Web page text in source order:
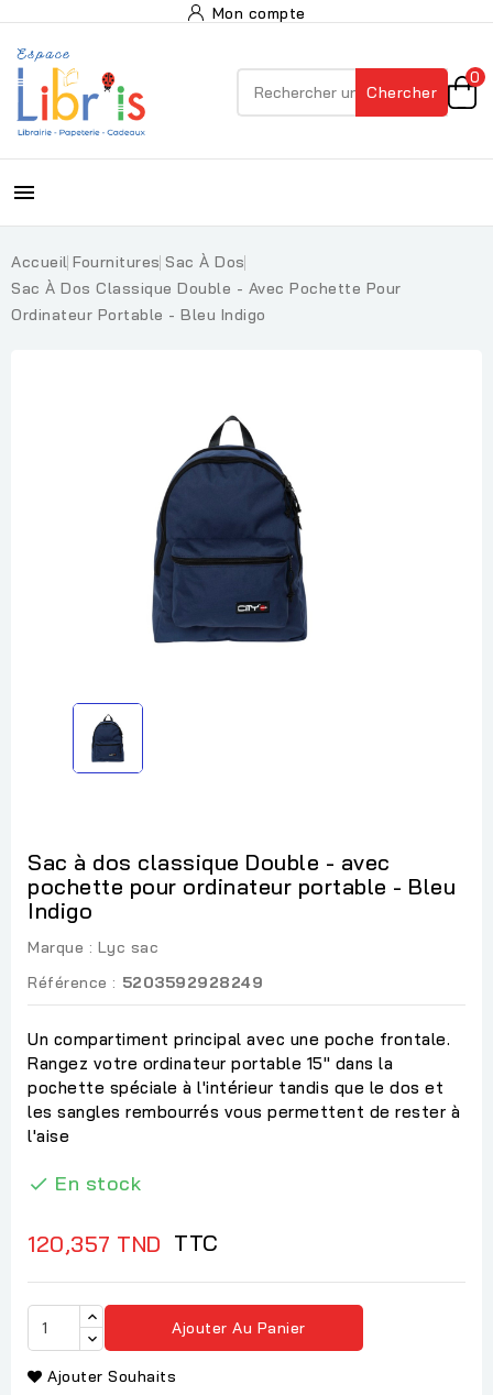
Mon compte
Chercher
0

Accueil Fournitures Sac À Dos
Sac À Dos Classique Double - Avec Pochette Pour
Ordinateur Portable - Bleu Indigo
Sac à dos classique Double - avec
pochette pour ordinateur portable - Bleu
Indigo
Marque : Lyc sac
Référence : 5203592928249
Un compartiment principal avec une poche frontale.
Rangez votre ordinateur portable 15" dans la
pochette spéciale à l'intérieur tandis que le dos et
les sangles rembourrés vous permettent de rester à
l'aise
 En stock
120,357 TND TTC
Ajouter Au Panier
Ajouter Souhaits